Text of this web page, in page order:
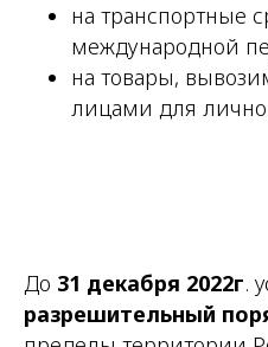
на транспортные
международной
на товары,
лицами для
До 31 декабря 2022г.
разрешительный